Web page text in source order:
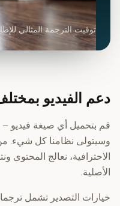
توقيت الترجمة المثالي
دعم الفيديو
الاحترافية، نعالج المحتوى
الأصلية.
خيارات التصدير تشمل